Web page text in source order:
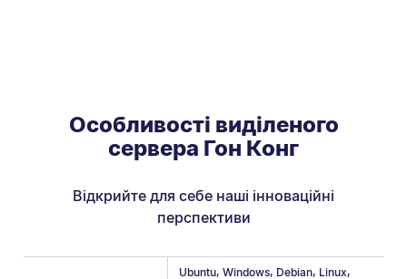
Особливості виділеного
сервера Гон Конг
Відкрийте для себе наші інноваційні
перспективи
Ubuntu,Windows, Debian, Linux,